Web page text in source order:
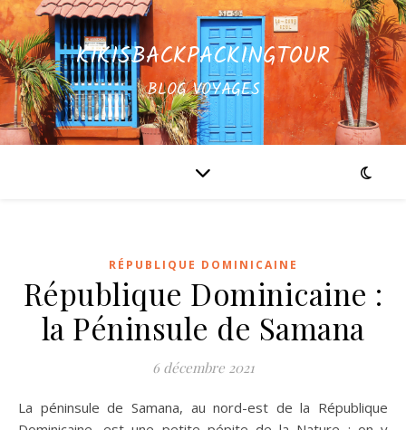
KIKISBACKPACKINGTOUR
BLOG VOYAGES
RÉPUBLIQUE DOMINICAINE
République Dominicaine :
la Péninsule de Samana
6 décembre 2021
La péninsule de Samana, au nord-est de la République